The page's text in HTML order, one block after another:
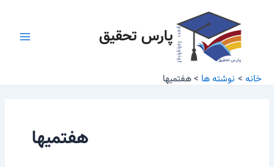
پارس تحقیق
خانه نوشته ها هفتمیها
هفتمیها